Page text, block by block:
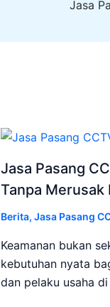
Jasa Pasang
Tanpa Merusak
Berita, Jasa Pasang
Keamanan bukan
kebutuhan nyata
dan pelaku usaha